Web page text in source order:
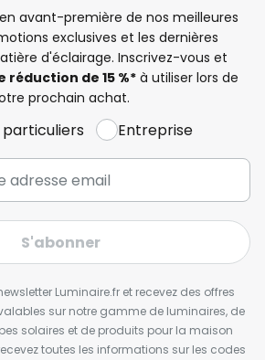
avant-première de nos meilleures
exclusives et les dernières
d'éclairage. Inscrivez-vous et
réduction de 15 %*à utiliser lors de
prochain achat.
Entreprise
S'abonner
Luminaire.fr et recevez des offres
sur notre gamme de luminaires, de
solaires et de produits pour la maison
toutes les informations sur les codes